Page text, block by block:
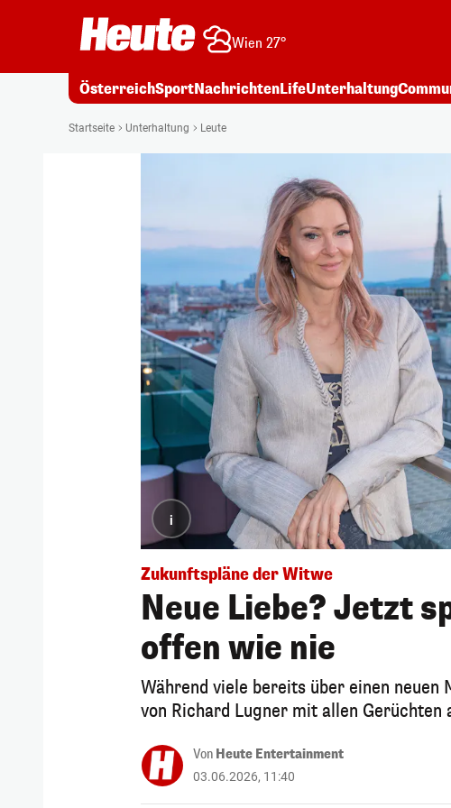
Wien 27°
ÖsterreichSportNachrichtenLifeUnterhaltung
Startseite Unterhaltung Leute
i
Zukunftspläne der Witwe
Neue Liebe? Jetzt
offen wie nie
Während viele bereits über einen
von Richard Lugner mit allen Gerüchten
Von Heute Entertainment
03.06.2026, 11:40